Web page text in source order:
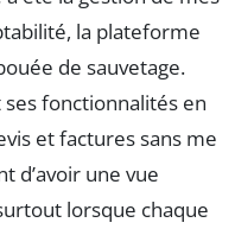
la plateforme
de sauvetage.
fonctionnalités en
et factures sans me
d’avoir une vue
lorsque chaque